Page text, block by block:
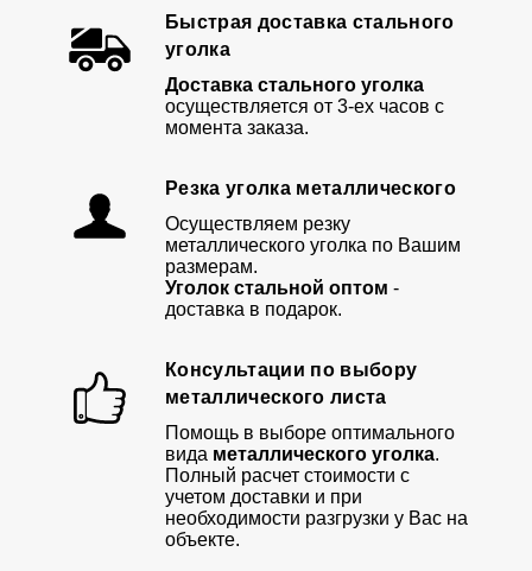
Быстрая доставка стального
уголка
Доставка стального уголка
осуществляется от 3-ех часов с
момента заказа.
Резка уголка металлического
Осуществляем резку
металлического уголка по Вашим
размерам.
Уголок стальной оптом -
доставка в подарок.
Консультации по выбору
металлического листа
Помощь в выборе оптимального
вида металлического уголка.
Полный расчет стоимости с
учетом доставки и при
необходимости разгрузки у Вас на
объекте.